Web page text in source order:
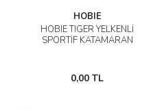
HOBIE
HOBIE TIGER YELKENLİ
SPORTİF KATAMARAN
0,00 TL